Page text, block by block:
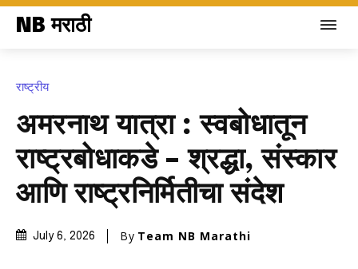
NB मराठी
राष्ट्रीय
अमरनाथ यात्रा : स्वबोधातून
राष्ट्रबोधाकडे – श्रद्धा, संस्कार
आणि राष्ट्रनिर्मितीचा संदेश
July 6, 2026 By Team NB Marathi